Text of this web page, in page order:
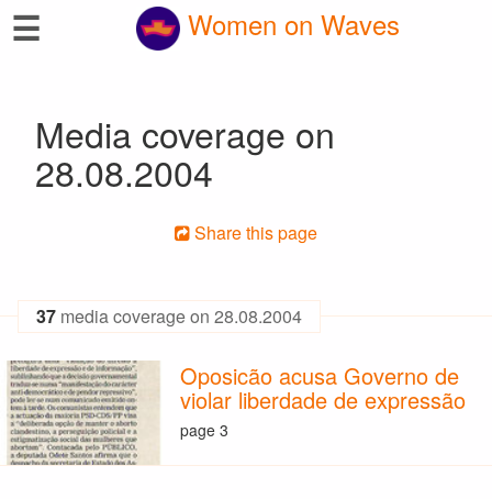
☰ Women on Waves
Media coverage on
28.08.2004
Share this page
37 media coverage on 28.08.2004
Oposicão acusa Governo de
violar liberdade de expressão
page 3